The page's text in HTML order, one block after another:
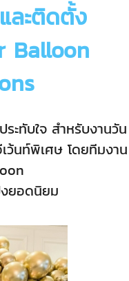
ละติดตั้ง
Balloon
ะทับใจ สำหรับงานวัน
ว้นท์พิเศษ โดยทีมงาน
ยอดนิยม